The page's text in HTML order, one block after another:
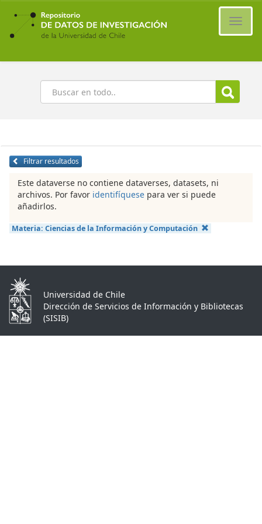
Ir
contenido
principal
Buscar
Filtrar resultados
Este dataverse no contiene dataverses, datasets, ni
archivos. Por favor identifíquese para ver si puede
añadirlos.
Materia: Ciencias de la Información y Computación
Universidad de Chile
Dirección de Servicios de Información y Bibliotecas
(SISIB)